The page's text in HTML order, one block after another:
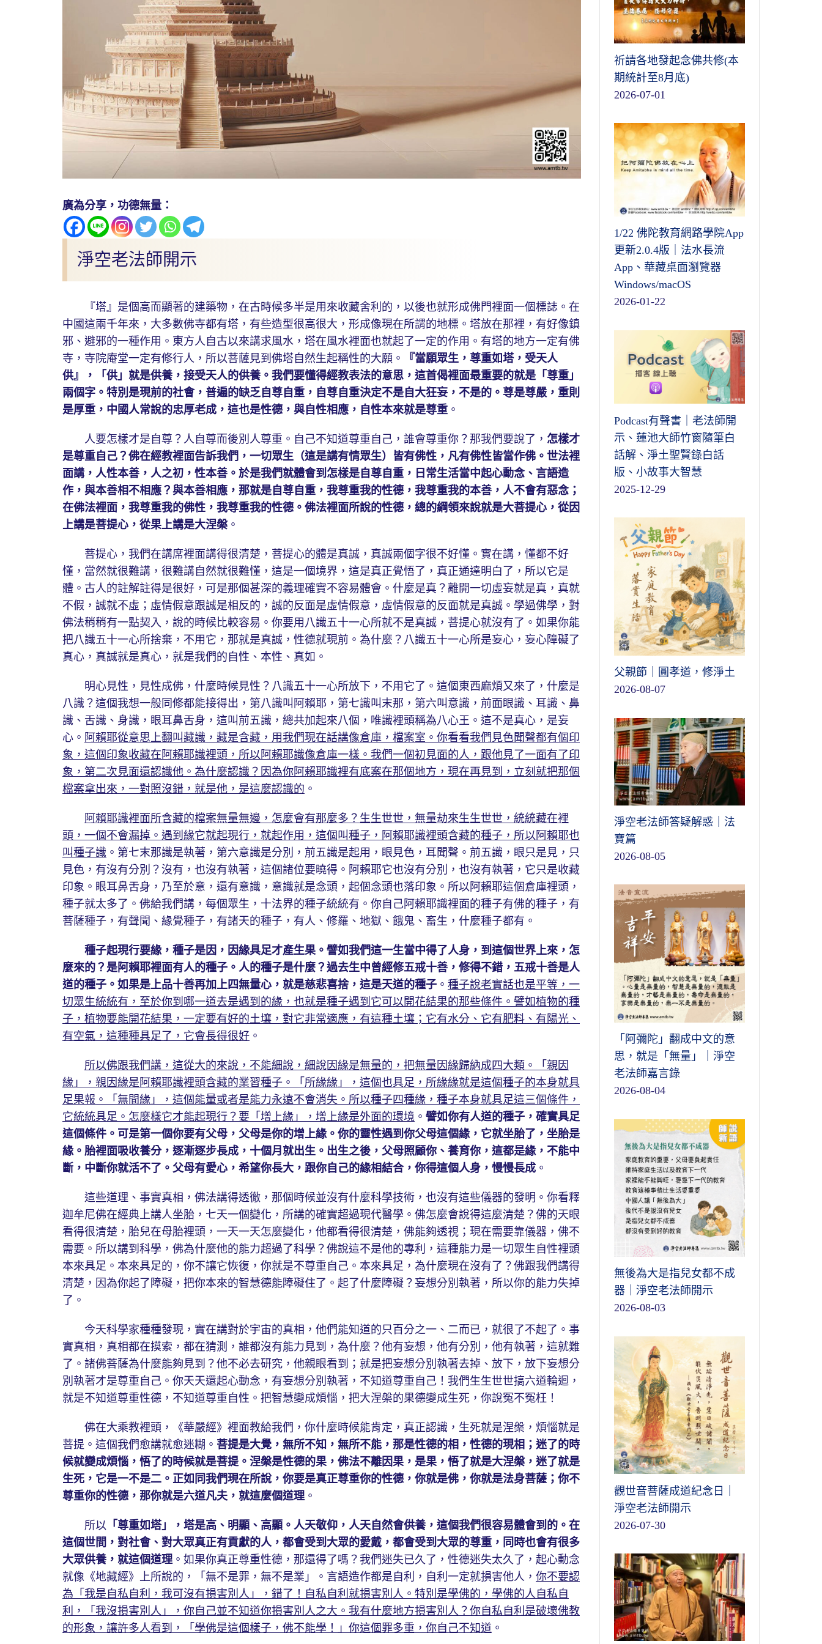
廣為分享，功德無量：
淨空老法師開示
『塔』是個高而顯著的建築物，在古時候多半是用來收藏舍利的，以後也就形成佛門裡面一個標誌。在
中國這兩千年來，大多數佛寺都有塔，有些造型很高很大，形成像現在所謂的地標。塔放在那裡，有好像鎮
邪、避邪的一種作用。東方人自古以來講求風水，塔在風水裡面也就起了一定的作用。有塔的地方一定有佛
寺，寺院庵堂一定有修行人，所以菩薩見到佛塔自然生起稱性的大願。
『當願眾生，尊重如塔，受天人
供』，「供」就是供養，接受天人的供養。我們要懂得經教表法的意思，這首偈裡面最重要的就是「尊重」
兩個字。特別是現前的社會，普遍的缺乏自尊自重，自尊自重決定不是自大狂妄，不是的。尊是尊嚴，重則
是厚重，中國人常說的忠厚老成，這也是性德，與自性相應，自性本來就是尊重 。
人要怎樣才是自尊？人自尊而後別人尊重。自己不知道尊重自己，誰會尊重你？那我們要說了， 怎樣才
是尊重自己？佛在經教裡面告訴我們，一切眾生（這是講有情眾生）皆有佛性，凡有佛性皆當作佛。世法裡
面講，人性本善，人之初，性本善。於是我們就體會到怎樣是自尊自重，日常生活當中起心動念、言語造
作，與本善相不相應？與本善相應，那就是自尊自重，我尊重我的性德，我尊重我的本善，人不會有惡念；
在佛法裡面，我尊重我的佛性，我尊重我的性德。佛法裡面所說的性德，總的綱領來說就是大菩提心，從因
上講是菩提心，從果上講是大涅槃 。
菩提心，我們在講席裡面講得很清楚，菩提心的體是真誠，真誠兩個字很不好懂。實在講，懂都不好
懂，當然就很難講，很難講自然就很難懂，這是一個境界，這是真正覺悟了，真正通達明白了，所以它是
體。古人的註解註得是很好，可是那個甚深的義理確實不容易體會。什麼是真？離開一切虛妄就是真，真就
不假，誠就不虛；虛情假意跟誠是相反的，誠的反面是虛情假意，虛情假意的反面就是真誠。學過佛學，對
佛法稍稍有一點契入，說的時候比較容易。你要用八識五十一心所就不是真誠，菩提心就沒有了。如果你能
把八識五十一心所捨棄，不用它，那就是真誠，性德就現前。為什麼？八識五十一心所是妄心，妄心障礙了
真心，真誠就是真心，就是我們的自性、本性、真如。
明心見性，見性成佛，什麼時候見性？八識五十一心所放下，不用它了。這個東西麻煩又來了，什麼是
八識？這個我想一般同修都能接得出，第八識叫阿賴耶，第七識叫末那，第六叫意識，前面眼識、耳識、鼻
識、舌識、身識，眼耳鼻舌身，這叫前五識，總共加起來八個，唯識裡頭稱為八心王。這不是真心，是妄
心。 阿賴耶從意思上翻叫藏識，藏是含藏，用我們現在話講像倉庫，檔案室。你看看我們見色聞聲都有個印
象，這個印象收藏在阿賴耶識裡頭，所以阿賴耶識像倉庫一樣。我們一個初見面的人，跟他見了一面有了印
象，第二次見面還認識他。為什麼認識？因為你阿賴耶識裡有底案在那個地方，現在再見到，立刻就把那個
檔案拿出來，一對照沒錯，就是他，是這麼認識的 。
阿賴耶識裡面所含藏的檔案無量無邊，怎麼會有那麼多？生生世世，無量劫來生生世世，統統藏在裡
頭，一個不會漏掉。遇到緣它就起現行，就起作用，這個叫種子，阿賴耶識裡頭含藏的種子，所以阿賴耶也
叫種子識 。第七末那識是執著，第六意識是分別，前五識是起用，眼見色，耳聞聲。前五識，眼只是見，只
見色，有沒有分別？沒有，也沒有執著，這個諸位要曉得。阿賴耶它也沒有分別，也沒有執著，它只是收藏
印象。眼耳鼻舌身，乃至於意，還有意識，意識就是念頭，起個念頭也落印象。所以阿賴耶這個倉庫裡頭，
種子就太多了。佛給我們講，每個眾生，十法界的種子統統有。你自己阿賴耶識裡面的種子有佛的種子，有
菩薩種子，有聲聞、緣覺種子，有諸天的種子，有人、修羅、地獄、餓鬼、畜生，什麼種子都有。
種子起現行要緣，種子是因，因緣具足才產生果。譬如我們這一生當中得了人身，到這個世界上來，怎
麼來的？是阿賴耶裡面有人的種子。人的種子是什麼？過去生中曾經修五戒十善，修得不錯，五戒十善是人
道的種子。如果是上品十善再加上四無量心，就是慈悲喜捨，這是天道的種子 。 種子說老實話也是平等，一
切眾生統統有，至於你到哪一道去是遇到的緣，也就是種子遇到它可以開花結果的那些條件。譬如植物的種
子，植物要能開花結果，一定要有好的土壤，對它非常適應，有這種土壤；它有水分、它有肥料、有陽光、
有空氣，這種種具足了，它會長得很好 。
所以佛跟我們講，這從大的來說，不能細說，細說因緣是無量的，把無量因緣歸納成四大類。「親因
緣」，親因緣是阿賴耶識裡頭含藏的業習種子。「所緣緣」，這個也具足，所緣緣就是這個種子的本身就具
足果報。「無間緣」，這個能量或者是能力永遠不會消失。所以種子四種緣，種子本身就具足這三個條件，
它統統具足。怎麼樣它才能起現行？要「增上緣」，增上緣是外面的環境 。 譬如你有人道的種子，確實具足
這個條件。可是第一個你要有父母，父母是你的增上緣。你的靈性遇到你父母這個緣，它就坐胎了，坐胎是
緣。胎裡面吸收養分，逐漸逐步長成，十個月就出生。出生之後，父母照顧你、養育你，這都是緣，不能中
斷，中斷你就活不了。父母有愛心，希望你長大，跟你自己的緣相結合，你得這個人身，慢慢長成 。
這些道理、事實真相，佛法講得透徹，那個時候並沒有什麼科學技術，也沒有這些儀器的發明。你看釋
迦牟尼佛在經典上講人坐胎，七天一個變化，所講的確實超過現代醫學。佛怎麼會說得這麼清楚？佛的天眼
看得很清楚，胎兒在母胎裡頭，一天一天怎麼變化，他都看得很清楚，佛能夠透視；現在需要靠儀器，佛不
需要。所以講到科學，佛為什麼他的能力超過了科學？佛說這不是他的專利，這種能力是一切眾生自性裡頭
本來具足。本來具足的，你不讓它恢復，你就是不尊重自己。本來具足，為什麼現在沒有了？佛跟我們講得
清楚，因為你起了障礙，把你本來的智慧德能障礙住了。起了什麼障礙？妄想分別執著，所以你的能力失掉
了。
今天科學家種種發現，實在講對於宇宙的真相，他們能知道的只百分之一、二而已，就很了不起了。事
實真相，真相都在摸索，都在猜測，誰都沒有能力見到，為什麼？他有妄想，他有分別，他有執著，這就難
了。諸佛菩薩為什麼能夠見到？他不必去研究，他親眼看到；就是把妄想分別執著去掉、放下，放下妄想分
別執著才是尊重自己。你天天還起心動念，有妄想分別執著，不知道尊重自己！我們生生世世搞六道輪迴，
就是不知道尊重性德，不知道尊重自性。把智慧變成煩惱，把大涅槃的果德變成生死，你說冤不冤枉！
佛在大乘教裡頭，《華嚴經》裡面教給我們，你什麼時候能肯定，真正認識，生死就是涅槃，煩惱就是
菩提。這個我們愈講就愈迷糊。 菩提是大覺，無所不知，無所不能，那是性德的相，性德的現相；迷了的時
候就變成煩惱，悟了的時候就是菩提。涅槃是性德的果，佛法不離因果，是果，悟了就是大涅槃，迷了就是
生死，它是一不是二。正如同我們現在所說，你要是真正尊重你的性德，你就是佛，你就是法身菩薩；你不
尊重你的性德，那你就是六道凡夫，就這麼個道理 。
所以 「尊重如塔」，塔是高、明顯、高顯。人天敬仰，人天自然會供養，這個我們很容易體會到的。在
這個世間，對社會、對大眾真正有貢獻的人，都會受到大眾的愛戴，都會受到大眾的尊重，同時也會有很多
大眾供養，就這個道理 。如果你真正尊重性德，那還得了嗎？我們迷失已久了，性德迷失太久了，起心動念
就像《地藏經》上所說的，「無不是罪，無不是業」。言語造作都是自利，自利一定就損害他人， 你不要認
為「我是自私自利，我可沒有損害別人」，錯了！自私自利就損害別人。特別是學佛的，學佛的人自私自
利，「我沒損害別人」，你自己並不知道你損害別人之大。我有什麼地方損害別人？你自私自利是破壞佛教
的形象，讓許多人看到，「學佛是這個樣子，佛不能學！」你這個罪多重，你自己不知道 。
祈請各地發起念佛共修(本
期統計至8月底)
2026-07-01
1/22 佛陀教育網路學院App
更新2.0.4版｜法水長流
App、華藏桌面瀏覽器
Windows/macOS
2026-01-22
Podcast有聲書｜老法師開
示、蓮池大師竹窗隨筆白
話解、淨土聖賢錄白話
版、小故事大智慧
2025-12-29
父親節｜圓孝道，修淨土
2026-08-07
淨空老法師答疑解惑｜法
寶篇
2026-08-05
「阿彌陀」翻成中文的意
思，就是「無量」｜淨空
老法師嘉言錄
2026-08-04
無後為大是指兒女都不成
器｜淨空老法師開示
2026-08-03
觀世音菩薩成道紀念日｜
淨空老法師開示
2026-07-30